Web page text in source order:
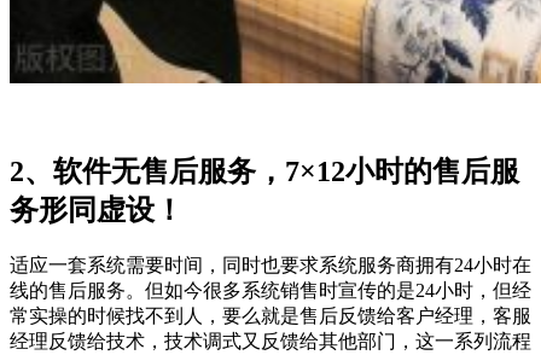
2、软件无售后服务，7×12小时的售后服
务形同虚设！
适应一套系统需要时间，同时也要求系统服务商拥有24小时在
线的售后服务。但如今很多系统销售时宣传的是24小时，但经
常实操的时候找不到人，要么就是售后反馈给客户经理，客服
经理反馈给技术，技术调式又反馈给其他部门，这一系列流程